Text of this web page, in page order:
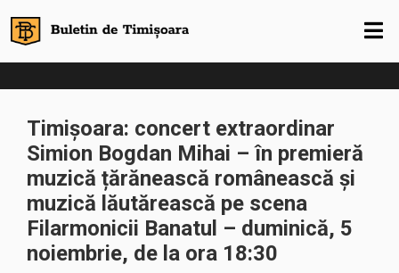
Timișoara: concert extraordinar
Simion Bogdan Mihai – în premieră
muzică țărănească românească și
muzică lăutărească pe scena
Filarmonicii Banatul – duminică, 5
noiembrie, de la ora 18:30